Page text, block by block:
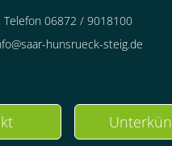
Telefon 06872 / 9018100
hunsrueck-steig.de